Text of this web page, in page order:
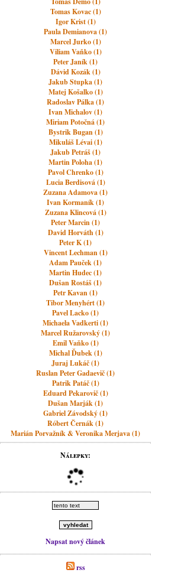
Tomas Kovac (1)
Igor Krist (1)
Paula Demianova (1)
Marcel Jurko (1)
Viliam Vaňko (1)
Peter Janík (1)
Dávid Kozák (1)
Jakub Stupka (1)
Matej Košalko (1)
Radoslav Pálka (1)
Ivan Michalov (1)
Miriam Potočná (1)
Bystrik Bugan (1)
Mikuláš Lévai (1)
Jakub Petráš (1)
Martin Poloha (1)
Pavol Chrenko (1)
Lucia Berdisová (1)
Zuzana Adamova (1)
Ivan Kormaník (1)
Zuzana Klincová (1)
Peter Marcin (1)
David Horváth (1)
Peter K (1)
Vincent Lechman (1)
Adam Pauček (1)
Martin Hudec (1)
Dušan Rostáš (1)
Petr Kavan (1)
Tibor Menyhért (1)
Pavel Lacko (1)
Michaela Vadkerti (1)
Marcel Ružarovský (1)
Emil Vaňko (1)
Michal Ďubek (1)
Juraj Lukáč (1)
Ruslan Peter Gadaevič (1)
Patrik Patáč (1)
Eduard Pekarovič (1)
Dušan Marják (1)
Gabriel Závodský (1)
Róbert Černák (1)
Marián Porvažník & Veronika Merjava (1)
Nálepky:
Napsat nový článek
rss